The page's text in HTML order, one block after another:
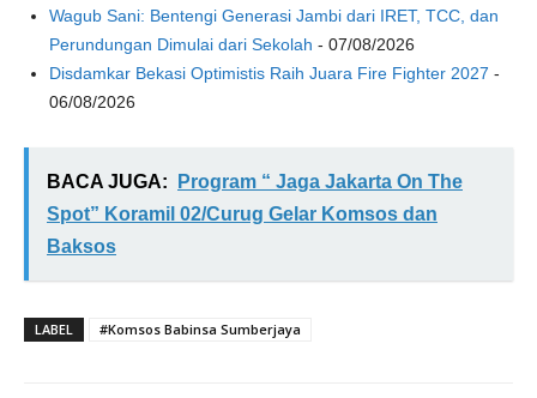
Wagub Sani: Bentengi Generasi Jambi dari IRET, TCC, dan
Perundungan Dimulai dari Sekolah - 07/08/2026
Disdamkar Bekasi Optimistis Raih Juara Fire Fighter 2027 -
06/08/2026
BACA JUGA:
Program “ Jaga Jakarta On The
Spot” Koramil 02/Curug Gelar Komsos dan
Baksos
LABEL #Komsos Babinsa Sumberjaya